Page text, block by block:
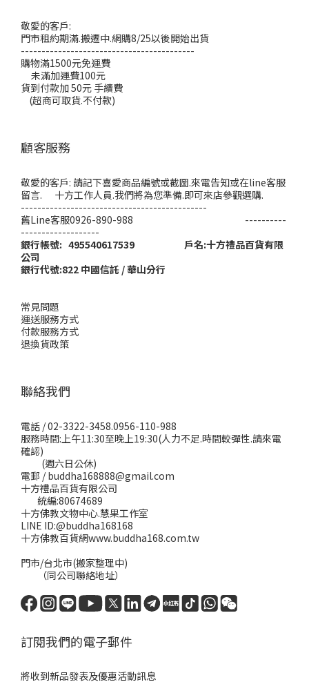
敬愛的客戶:
門市租約期滿.搬遷中.網購8/25以後開始出貨
------------------------------------------
購物滿1500元免運費
未滿加運費100元
貨到付款加 50元 手續費
(超商可取貨.不付款)
顧客服務
敬愛的客戶: 請記下喜愛商品編號或截圖.來電告知或在line客服
留言. 十方工作人員.我們將為您準備.即可來店參觀選購.
---------------------------------------------
舊Line客服0926-890-988 ----------
-------------------
銀行帳號: 495540617539 戶名:十方禮品百貨有限
公司
銀行代號:822 中國信託 / 華山分行
常見問題
運送服務方式
付款服務方式
退換貨政策
聯絡我們
電話 / 02-3322-3458.0956-110-988
服務時間:上午11:30至晚上19:30(人力不足.時間較彈性.請來電
確認)
(週六日公休)
電郵 / buddha168888@gmail.com
十方禮品百貨有限公司
統編:80674689
十方佛教文物中心.慧果工作室
LINE ID:@buddha168168
十方佛教百貨網www.buddha168.com.tw
門市/台北市(搬家整理中)
（同公司聯絡地址）
訂閱我們的電子郵件
將收到新品發表及優惠活動訊息